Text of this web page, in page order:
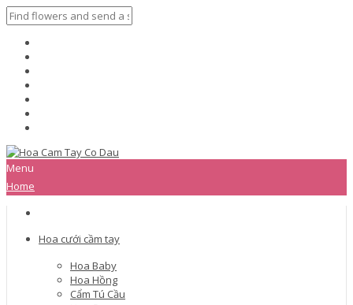
Menu
Home
Hoa cưới cầm tay
Hoa Baby
Hoa Hồng
Cẩm Tú Cầu